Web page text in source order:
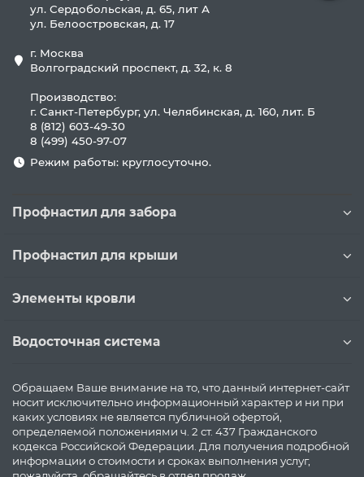
ул. Сердобольская, д. 65, лит А
ул. Белоостровская, д. 17
г. Москва
Волгоградский проспект, д. 32, к. 8
Производство:
г. Санкт-Петербург, ул. Челябинская, д. 160, лит. Б
8 (812) 603-49-30
8 (499) 450-97-07
Режим работы: круглосуточно.
Профнастил для забора
Профнастил для крыши
Элементы кровли
Водосточная система
Обращаем Ваше внимание на то, что данный интернет-сайт
носит исключительно информационный характер и ни при
каких условиях не является публичной офертой,
определяемой положениями ч. 2 ст. 437 Гражданского
кодекса Российской Федерации. Для получения подробной
информации о стоимости и сроках выполнения услуг,